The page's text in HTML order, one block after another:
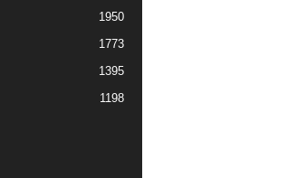
1950
1773
1395
1198